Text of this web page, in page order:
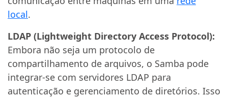
local.
LDAP (Lightweight Directory Access Protocol):
Embora não seja um protocolo de
compartilhamento de arquivos, o Samba pode
integrar-se com servidores LDAP para
autenticação e gerenciamento de diretórios. Isso